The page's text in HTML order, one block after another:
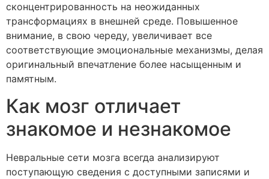
сконцентрированность на неожиданных
трансформациях в внешней среде. Повышенное
внимание, в свою череду, увеличивает все
соответствующие эмоциональные механизмы, делая
оригинальный впечатление более насыщенным и
памятным.
Как мозг отличает
знакомое и незнакомое
Невральные сети мозга всегда анализируют
поступающую сведения с доступными записями и